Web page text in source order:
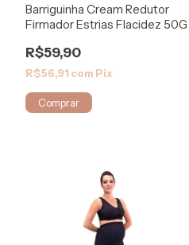
Barriguinha Cream Redutor
Firmador Estrias Flacidez 50G
R$59,90
R$56,91 com Pix